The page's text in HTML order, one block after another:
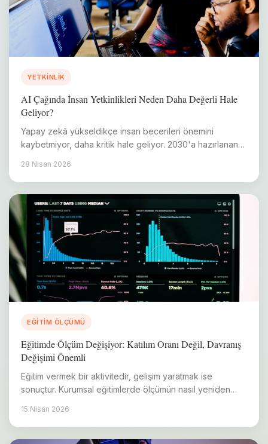
YETKINLIK
AI Çağında İnsan Yetkinlikleri Neden Daha Değerli Hale
Geliyor?
Yapay zekâ yükseldikçe insan becerileri önemini
kaybetmiyor, daha kritik hale geliyor. 2030'a hazırlanan
28 Nisan 2026
EĞITIM ÖLÇÜMÜ
Eğitimde Ölçüm Değişiyor: Katılım Oranı Değil, Davranış
Değişimi Önemli
Eğitim vermek bir aktivitedir, gelişim yaratmak ise
sonuçtur. Kurumsal eğitimlerde ölçümün nasıl yeniden
15 Nisan 2026